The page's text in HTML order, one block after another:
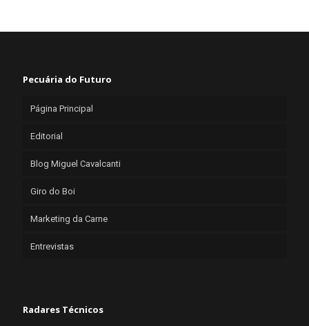
Pecuária do Futuro
Página Principal
Editorial
Blog Miguel Cavalcanti
Giro do Boi
Marketing da Carne
Entrevistas
Radares Técnicos